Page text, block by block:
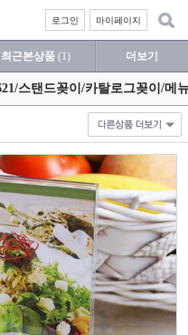
마이페이지
로그인
최근본상품 (1) 더보기
스탠드꽂이/카탈로그꽂이/